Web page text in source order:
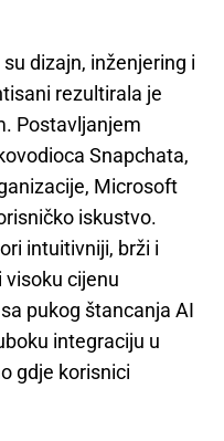
dizajn, inženjering i
rezultirala je
Postavljanjem
Snapchata,
Microsoft
iskustvo.
intuitivniji, brži i
visoku cijenu
pukog štancanja AI
integraciju u
gdje korisnici